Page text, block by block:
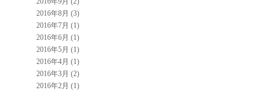
2016年8月 (3)
2016年7月 (1)
2016年6月 (1)
2016年5月 (1)
2016年4月 (1)
2016年3月 (2)
2016年2月 (1)